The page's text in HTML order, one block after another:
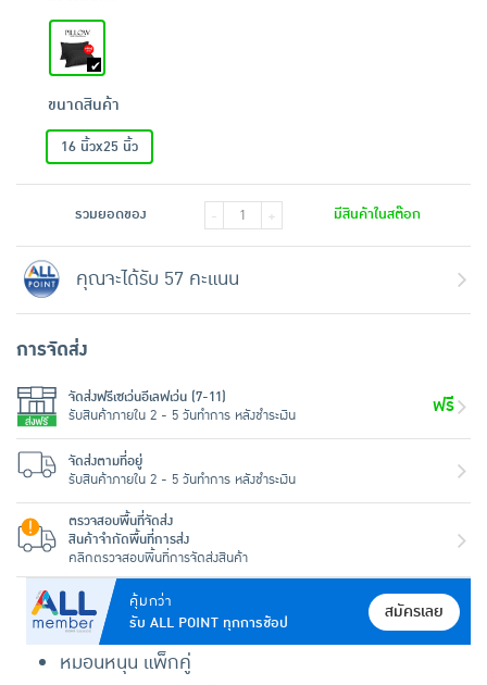
คุ้มกว่า
รับ ALL POINT ทุกการช้อป
สมัครเลย
หมอนหนุน แพ็กคู่
ขนาดสินค้า
16 นิ้วx25 นิ้ว
รวมยอดของ - + มีสินค้าในสต๊อก
คุณจะได้รับ 57 คะแนน
การจัดส่ง
จัดส่งฟรีเซเว่นอีเลฟเว่น (7-11)
รับสินค้าภายใน 2 - 5 วันทำการ หลังชำระเงิน
ฟรี
จัดส่งตามที่อยู่
รับสินค้าภายใน 2 - 5 วันทำการ หลังชำระเงิน
ตรวจสอบพื้นที่จัดส่ง
สินค้าจำกัดพื้นที่การส่ง
คลิกตรวจสอบพื้นที่การจัดส่งสินค้า